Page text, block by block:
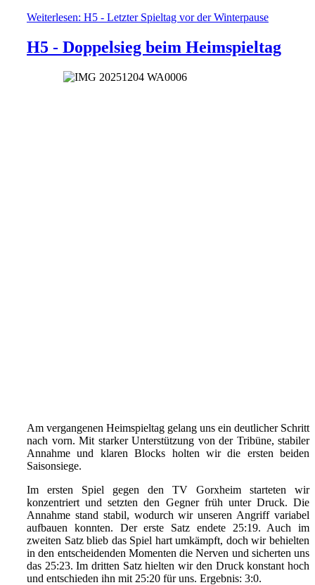
Weiterlesen: H5 - Letzter Spieltag vor der Winterpause
H5 - Doppelsieg beim Heimspieltag
Am vergangenen Heimspieltag gelang uns ein deutlicher Schritt
nach vorn. Mit starker Unterstützung von der Tribüne, stabiler
Annahme und klaren Blocks holten wir die ersten beiden
Saisonsiege.
Im ersten Spiel gegen den TV Gorxheim starteten wir
konzentriert und setzten den Gegner früh unter Druck. Die
Annahme stand stabil, wodurch wir unseren Angriff variabel
aufbauen konnten. Der erste Satz endete 25:19. Auch im
zweiten Satz blieb das Spiel hart umkämpft, doch wir behielten
in den entscheidenden Momenten die Nerven und sicherten uns
das 25:23. Im dritten Satz hielten wir den Druck konstant hoch
und entschieden ihn mit 25:20 für uns. Ergebnis: 3:0.